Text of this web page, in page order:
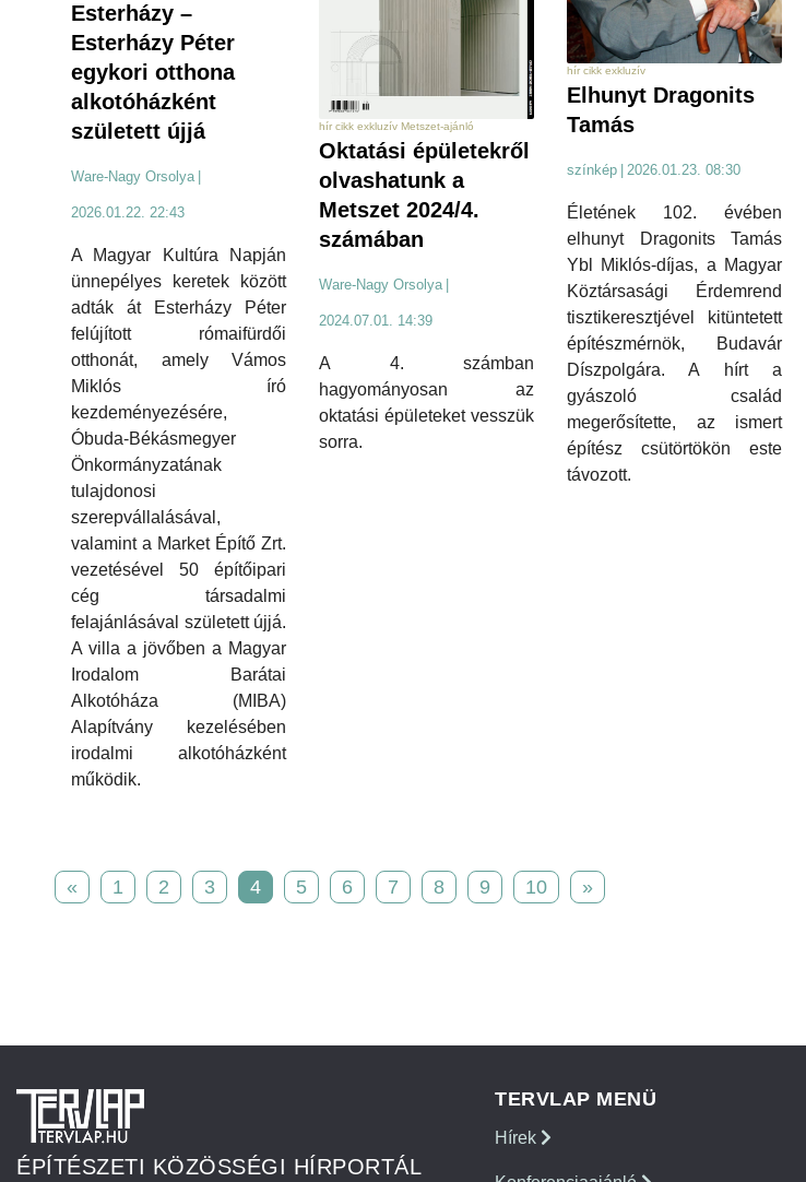
Esterházy –
Esterházy Péter
egykori otthona
alkotóházként
született újjá
Ware-Nagy Orsolya
2026.01.22. 22:43
A Magyar Kultúra Napján
ünnepélyes keretek között
adták át Esterházy Péter
felújított rómaifürdői
otthonát, amely Vámos
Miklós író
kezdeményezésére,
Óbuda-Békásmegyer
Önkormányzatának
tulajdonosi
szerepvállalásával,
valamint a Market Építő Zrt.
vezetésével 50 építőipari
cég társadalmi
felajánlásával született újjá.
A villa a jövőben a Magyar
Irodalom Barátai
Alkotóháza (MIBA)
Alapítvány kezelésében
irodalmi alkotóházként
működik.
hír cikk exkluzív Metszet-ajánló
Oktatási épületekről
olvashatunk a
Metszet 2024/4.
számában
Ware-Nagy Orsolya |
2024.07.01. 14:39
A 4. számban
hagyományosan az
oktatási épületeket vesszük
sorra.
hír cikk exkluzív
Elhunyt Dragonits
Tamás
színkép 2026.01.23. 08:30
Életének 102. évében
elhunyt Dragonits Tamás
Ybl Miklós-díjas, a Magyar
Köztársasági Érdemrend
tisztikeresztjével kitüntetett
építészmérnök, Budavár
Díszpolgára. A hírt a
gyászoló család
megerősítette, az ismert
építész csütörtökön este
távozott.
« 1 2 3 4 5 6 7 8 9 10 »
ÉPÍTÉSZETI KÖZÖSSÉGI HÍRPORTÁL
TERVLAP MENÜ
Hírek